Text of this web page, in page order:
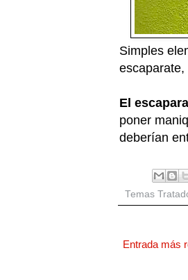
Simples
El
poner
deberían
Temas
Entrada más